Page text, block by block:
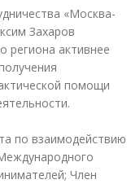
«Москва-
Захаров
региона активнее
помощи
по взаимодействию
Член